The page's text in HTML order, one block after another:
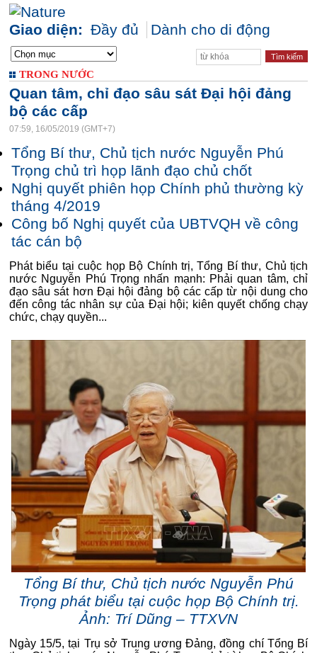
Giao diện: Đầy đủ Dành cho di động
TRONG NƯỚC
Quan tâm, chỉ đạo sâu sát Đại hội đảng
bộ các cấp
07:59, 16/05/2019 (GMT+7)
Tổng Bí thư, Chủ tịch nước Nguyễn Phú
Trọng chủ trì họp lãnh đạo chủ chốt
Nghị quyết phiên họp Chính phủ thường kỳ
tháng 4/2019
Công bố Nghị quyết của UBTVQH về công
tác cán bộ
Phát biểu tại cuộc họp Bộ Chính trị, Tổng Bí thư, Chủ tịch
nước Nguyễn Phú Trọng nhấn mạnh: Phải quan tâm, chỉ
đạo sâu sát hơn Đại hội đảng bộ các cấp từ nội dung cho
đến công tác nhân sự của Đại hội; kiên quyết chống chạy
chức, chạy quyền...
Tổng Bí thư, Chủ tịch nước Nguyễn Phú
Trọng phát biểu tại cuộc họp Bộ Chính trị.
Ảnh: Trí Dũng – TTXVN
Ngày 15/5, tại Trụ sở Trung ương Đảng, đồng chí Tổng Bí